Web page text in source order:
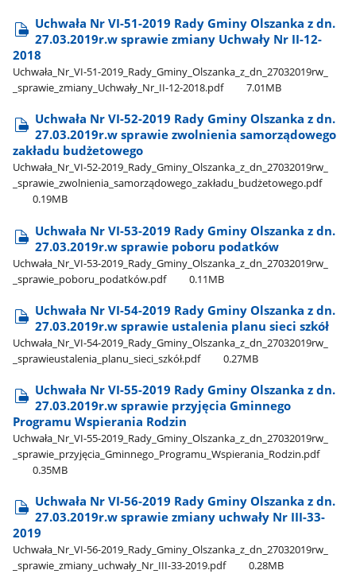
Uchwała Nr VI-51-2019 Rady Gminy Olszanka z dn.
27.03.2019r.w sprawie zmiany Uchwały Nr II-12-
2018
Uchwała​_Nr​_VI-51-2019​_Rady​_Gminy​_Olszanka​_z​_dn​_27032019rw​_​
_sprawie​_zmiany​_Uchwały​_Nr​_II-12-2018.pdf
7.01MB
Uchwała Nr VI-52-2019 Rady Gminy Olszanka z dn.
27.03.2019r.w sprawie zwolnienia samorządowego
zakładu budżetowego
Uchwała​_Nr​_VI-52-2019​_Rady​_Gminy​_Olszanka​_z​_dn​_27032019rw​_​
_sprawie​_zwolnienia​_samorządowego​_zakładu​_budżetowego.pdf
0.19MB
Uchwała Nr VI-53-2019 Rady Gminy Olszanka z dn.
27.03.2019r.w sprawie poboru podatków
Uchwała​_Nr​_VI-53-2019​_Rady​_Gminy​_Olszanka​_z​_dn​_27032019rw​_​
_sprawie​_poboru​_podatków.pdf
0.11MB
Uchwała Nr VI-54-2019 Rady Gminy Olszanka z dn.
27.03.2019r.w sprawie ustalenia planu sieci szkół
Uchwała​_Nr​_VI-54-2019​_Rady​_Gminy​_Olszanka​_z​_dn​_27032019rw​_​
_sprawieustalenia​_planu​_sieci​_szkół.pdf
0.27MB
Uchwała Nr VI-55-2019 Rady Gminy Olszanka z dn.
27.03.2019r.w sprawie przyjęcia Gminnego
Programu Wspierania Rodzin
Uchwała​_Nr​_VI-55-2019​_Rady​_Gminy​_Olszanka​_z​_dn​_27032019rw​_​
_sprawie​_przyjęcia​_Gminnego​_Programu​_Wspierania​_Rodzin.pdf
0.35MB
Uchwała Nr VI-56-2019 Rady Gminy Olszanka z dn.
27.03.2019r.w sprawie zmiany uchwały Nr III-33-
2019
Uchwała​_Nr​_VI-56-2019​_Rady​_Gminy​_Olszanka​_z​_dn​_27032019rw​_​
_sprawie​_zmiany​_uchwały​_Nr​_III-33-2019.pdf
0.28MB